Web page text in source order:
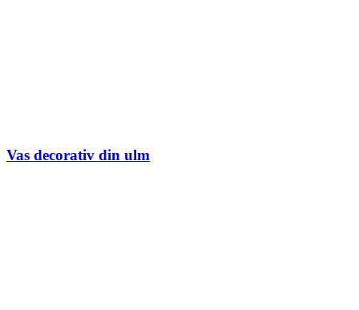
Vas decorativ din ulm